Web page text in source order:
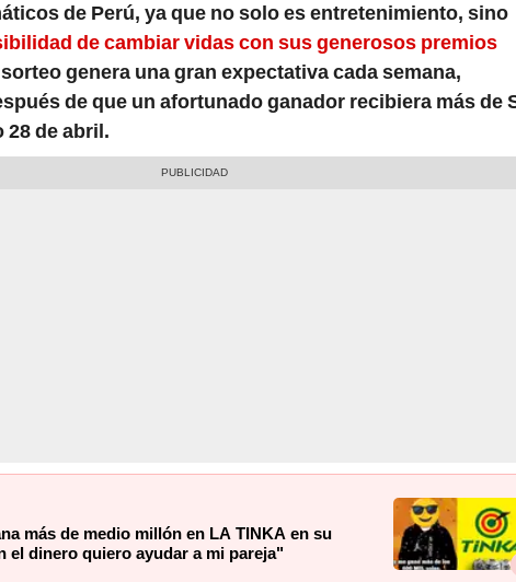
de Perú, ya que no solo es entretenimiento, sino
de cambiar vidas con sus generosos premios
genera una gran expectativa cada semana,
de que un afortunado ganador recibiera más de
de abril.
más de medio millón en LA TINKA en su
el dinero quiero ayudar a mi pareja"